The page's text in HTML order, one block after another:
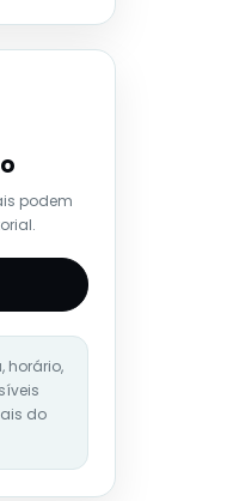
podem
horário,
do